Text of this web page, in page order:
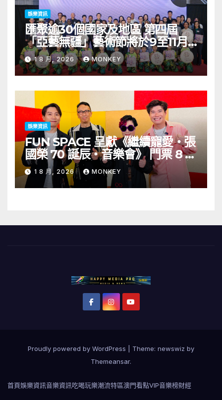
娛樂資訊
匯聚逾30個國家及地區 第四屆
「亞藝無疆」藝術節將於9至11月
舉行 開幕節目《三角演義》音樂會
演出陣容包括王雙駿夥拍恭碩良 聯
同來自蒙古的Uuhai、韓國的
KARDI和泰國的KIKI震懾舞台
1 8 月, 2026 MONKEY
娛樂資訊
FUN SPACE 呈獻《繼續寵愛・張
國榮 70 誕辰・音樂會》 門票 8 月
1 日至 10 日於「健康．旦」優先訂
購
1 8 月, 2026 MONKEY
Proudly powered by WordPress
Theme: newswiz by
Themeansar.
首頁娛樂資訊音樂資訊吃喝玩樂潮流特區澳門看點VIP音樂榜財經